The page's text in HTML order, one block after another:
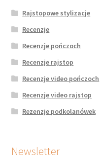
Rajstopowe stylizacje
Recenzje
Recenzje pończoch
Recenzje rajstop
Recenzje video pończoch
Recenzje video rajstop
Rezenzje podkolanówek
Newsletter